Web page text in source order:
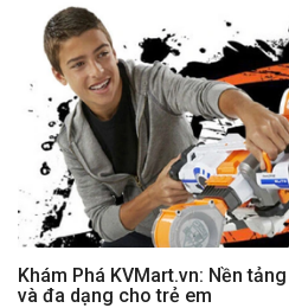
Khám Phá KVMart.vn: Nền
và đa dạng cho trẻ em